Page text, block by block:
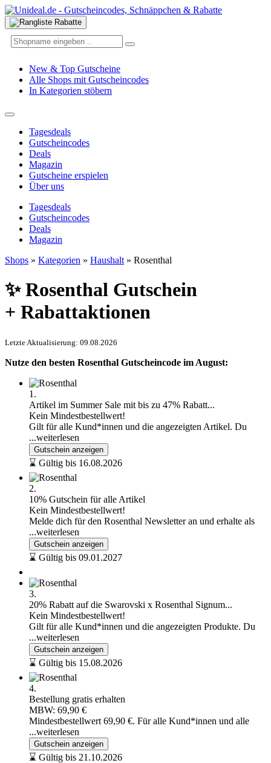
New & Top Gutscheine
Alle Shops mit Gutscheincodes
In Kategorien stöbern
Tagesdeals
Gutscheincodes
Deals
Magazin
Gutscheine erspielen
Über uns
Tagesdeals
Gutscheincodes
Deals
Magazin
Shops » Kategorien » Haushalt » Rosenthal
✨ Rosenthal Gutschein
+ Rabattaktionen
Letzte Aktualisierung: 09.08.2026
Nutze den besten Rosenthal Gutscheincode im August:
1.
Artikel im Summer Sale mit bis zu 47% Rabatt...
Kein Mindestbestellwert!
Gilt für alle Kund*innen und die angezeigten Artikel. Du
...weiterlesen
Gutschein anzeigen
⌛ Gültig bis 16.08.2026
2.
10% Gutschein für alle Artikel
Kein Mindestbestellwert!
Melde dich für den Rosenthal Newsletter an und erhalte als
...weiterlesen
Gutschein anzeigen
⌛ Gültig bis 09.01.2027
3.
20% Rabatt auf die Swarovski x Rosenthal Signum...
Kein Mindestbestellwert!
Gilt für alle Kund*innen und die angezeigten Produkte. Du
...weiterlesen
Gutschein anzeigen
⌛ Gültig bis 15.08.2026
4.
Bestellung gratis erhalten
MBW: 69,90 €
Mindestbestellwert 69,90 €. Für alle Kund*innen und alle
...weiterlesen
Gutschein anzeigen
⌛ Gültig bis 21.10.2026